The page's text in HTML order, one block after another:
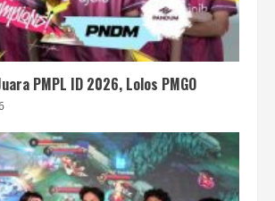
PMPL ID 2026, Lolos PMGO